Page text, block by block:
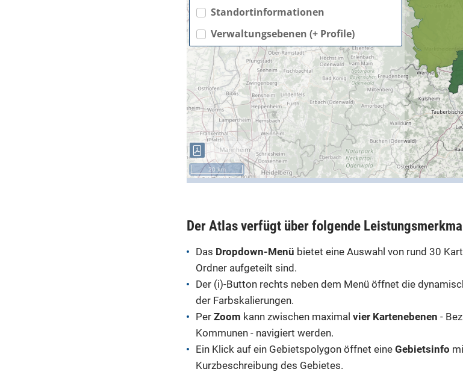
Der Atlas verfügt über folgende
Das Dropdown-Menü bietet eine Auswahl von rund 30
Ordner aufgeteilt sind.
Der (i)-Button rechts neben dem Menü öffnet die
der Farbskalierungen.
PerZoom kann zwischen maximalvier Kartenebenen -
Kommunen - navigiert werden.
Ein Klick auf ein Gebietspolygon öffnet eineGebietsinfo
Kurzbeschreibung des Gebietes.